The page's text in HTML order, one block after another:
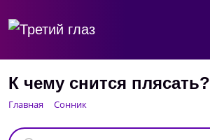
К чему снится плясать?
Главная Сонник